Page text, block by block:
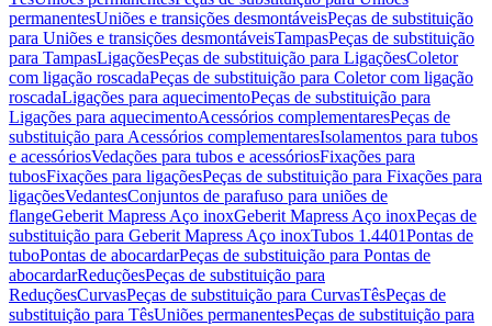
permanentesUniões e transições desmontáveisPeças de substituição
para Uniões e transições desmontáveisTampasPeças de substituição
para TampasLigaçõesPeças de substituição para LigaçõesColetor
com ligação roscadaPeças de substituição para Coletor com ligação
roscadaLigações para aquecimentoPeças de substituição para
Ligações para aquecimentoAcessórios complementaresPeças de
substituição para Acessórios complementaresIsolamentos para tubos
e acessóriosVedações para tubos e acessóriosFixações para
tubosFixações para ligaçõesPeças de substituição para Fixações para
ligaçõesVedantesConjuntos de parafuso para uniões de
flangeGeberit Mapress Aço inoxGeberit Mapress Aço inoxPeças de
substituição para Geberit Mapress Aço inoxTubos 1.4401Pontas de
tuboPontas de abocardarPeças de substituição para Pontas de
abocardarReduçõesPeças de substituição para
ReduçõesCurvasPeças de substituição para CurvasTêsPeças de
substituição para TêsUniões permanentesPeças de substituição para